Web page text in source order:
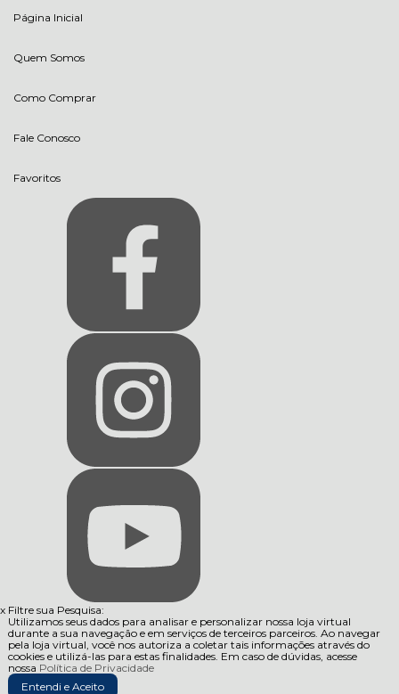
Página Inicial
Quem Somos
Como Comprar
Fale Conosco
Favoritos
x Filtre sua Pesquisa:
Utilizamos seus dados para analisar e personalizar nossa loja virtual
durante a sua navegação e em serviços de terceiros parceiros. Ao navegar
pela loja virtual, você nos autoriza a coletar tais informações através do
cookies e utilizá-las para estas finalidades. Em caso de dúvidas, acesse
nossa Política de Privacidade
Entendi e Aceito